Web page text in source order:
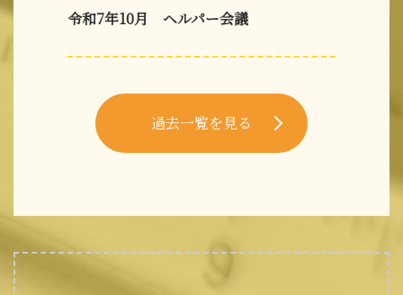
令和7年10月 ヘルパー会議
過去一覧を見る